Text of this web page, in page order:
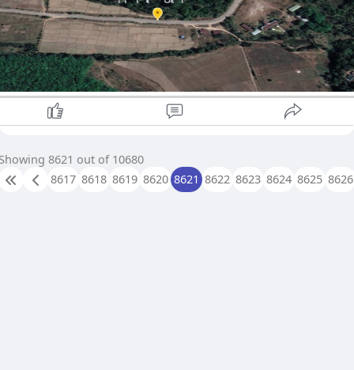
စ်ကူအပြင်၊ လေယာဉ်ဗုံးကြဲ တိုက်ခိုက်မှုများဖြင့် စစ်ကူများ
ဆောင်လျက်ရှိပြီး ရိက္ခာပစ္စည်းများကိုလည်း လေကြောင်းမှ တဆင့်
ျပေးနေကြောင်း သိရသည်။
8621 out of 10680
8617 8618 8619 8620 8621 8622 8623 8624 8625 8626